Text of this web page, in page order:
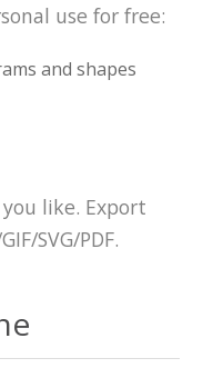
use for free:
and shapes
like. Export
SVG/PDF.